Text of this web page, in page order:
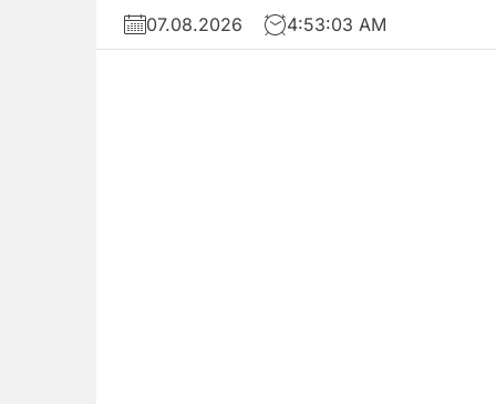
Skip
07.08.2026 4:53:04 AM